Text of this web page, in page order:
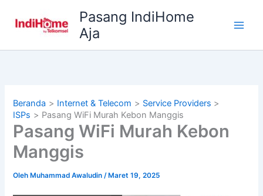
Pasang IndiHome
Aja
Beranda Internet & Telecom
Service Providers
ISPs
Pasang WiFi Murah Kebon Manggis
Pasang WiFi Murah Kebon
Manggis
Oleh Muhammad Awaludin/ Maret 19, 2025